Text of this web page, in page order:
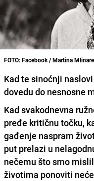
FOTO: Facebook / Martina
Kad te sinoćnji
dovedu do nesnosne
Kad svakodnevna
pređe kritičnu točku,
gađenje naspram
put prelazi u
nečemu što smo
životima ponoviti